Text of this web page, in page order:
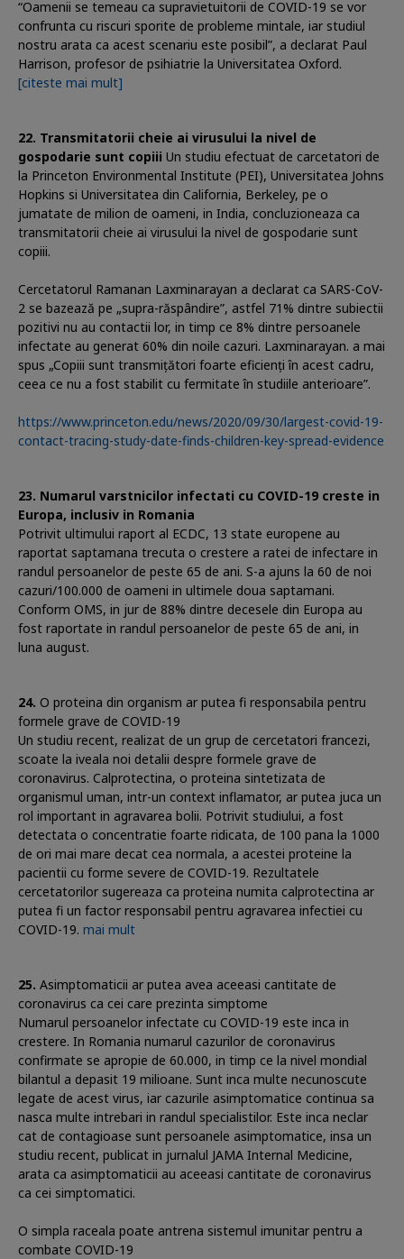
“Oamenii se temeau ca supravietuitorii de COVID-19 se vor
confrunta cu riscuri sporite de probleme mintale, iar studiul
nostru arata ca acest scenariu este posibil”, a declarat Paul
Harrison, profesor de psihiatrie la Universitatea Oxford.
[citeste mai mult]
Transmitatorii cheie ai virusului la nivel de
gospodarie sunt copiii Un studiu efectuat de carcetatori de
la Princeton Environmental Institute (PEI), Universitatea Johns
Hopkins si Universitatea din California, Berkeley, pe o
jumatate de milion de oameni, in India, concluzioneaza ca
transmitatorii cheie ai virusului la nivel de gospodarie sunt
copiii.
Cercetatorul Ramanan Laxminarayan a declarat ca SARS-CoV-
2 se bazează pe „supra-răspândire”, astfel 71% dintre subiectii
pozitivi nu au contactii lor, in timp ce 8% dintre persoanele
infectate au generat 60% din noile cazuri. Laxminarayan. a mai
spus „Copiii sunt transmițători foarte eficienți în acest cadru,
ceea ce nu a fost stabilit cu fermitate în studiile anterioare”.
https://www.princeton.edu/news/2020/09/30/largest-covid-19-
contact-tracing-study-date-finds-children-key-spread-evidence
Numarul varstnicilor infectati cu COVID-19 creste in
Europa, inclusiv in Romania
Potrivit ultimului raport al ECDC, 13 state europene au
raportat saptamana trecuta o crestere a ratei de infectare in
randul persoanelor de peste 65 de ani. S-a ajuns la 60 de noi
cazuri/100.000 de oameni in ultimele doua saptamani.
Conform OMS, in jur de 88% dintre decesele din Europa au
fost raportate in randul persoanelor de peste 65 de ani, in
luna august.
O proteina din organism ar putea fi responsabila pentru
formele grave de COVID-19
Un studiu recent, realizat de un grup de cercetatori francezi,
scoate la iveala noi detalii despre formele grave de
coronavirus. Calprotectina, o proteina sintetizata de
organismul uman, intr-un context inflamator, ar putea juca un
rol important in agravarea bolii. Potrivit studiului, a fost
detectata o concentratie foarte ridicata, de 100 pana la 1000
de ori mai mare decat cea normala, a acestei proteine la
pacientii cu forme severe de COVID-19. Rezultatele
cercetatorilor sugereaza ca proteina numita calprotectina ar
putea fi un factor responsabil pentru agravarea infectiei cu
COVID-19. mai mult
Asimptomaticii ar putea avea aceeasi cantitate de
coronavirus ca cei care prezinta simptome
Numarul persoanelor infectate cu COVID-19 este inca in
crestere. In Romania numarul cazurilor de coronavirus
confirmate se apropie de 60.000, in timp ce la nivel mondial
bilantul a depasit 19 milioane. Sunt inca multe necunoscute
legate de acest virus, iar cazurile asimptomatice continua sa
nasca multe intrebari in randul specialistilor. Este inca neclar
cat de contagioase sunt persoanele asimptomatice, insa un
studiu recent, publicat in jurnalul JAMA Internal Medicine,
arata ca asimptomaticii au aceeasi cantitate de coronavirus
ca cei simptomatici.
O simpla raceala poate antrena sistemul imunitar pentru a
combate COVID-19